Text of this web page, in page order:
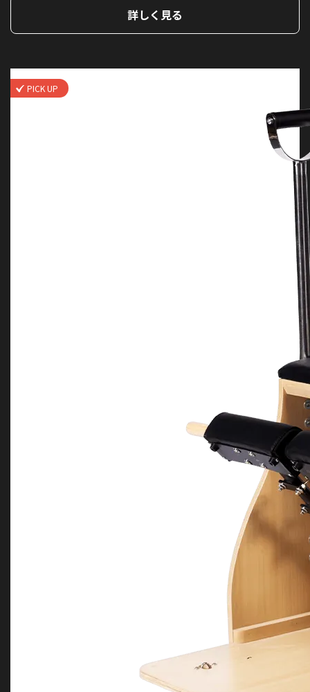
詳しく見る
PICK UP